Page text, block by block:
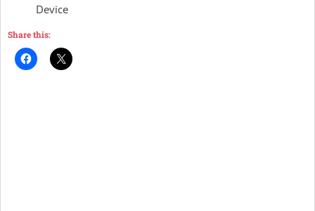
Device
Share this: